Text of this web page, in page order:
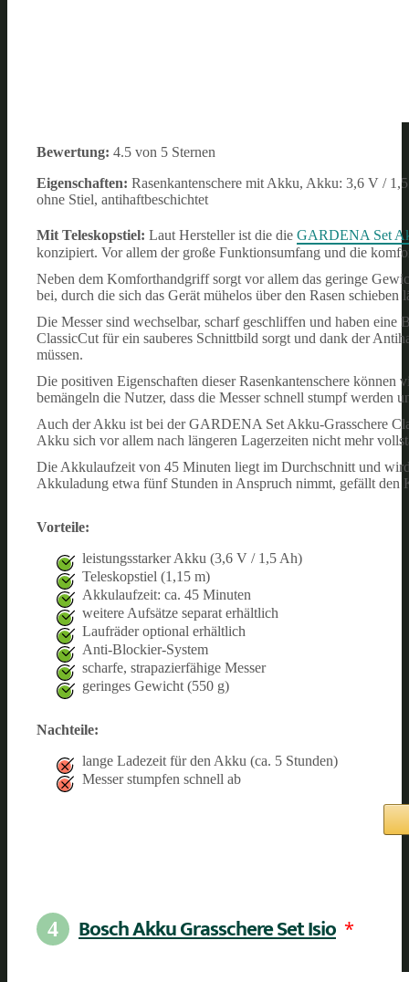
Bewertung: 4.5 von 5 Sternen
Eigenschaften: Rasenkantenschere mit Akku, Akku: 3,6 V /
ohne Stiel, antihaftbeschichtet
Mit Teleskopstiel: Laut Hersteller ist die die GARDENA Set
konzipiert. Vor allem der große Funktionsumfang und die
Neben dem Komforthandgriff sorgt vor allem das geringe
bei, durch die sich das Gerät mühelos über den Rasen schieben
Die Messer sind wechselbar, scharf geschliffen und haben
ClassicCut für ein sauberes Schnittbild sorgt und dank der
müssen.
Die positiven Eigenschaften dieser Rasenkantenschere
bemängeln die Nutzer, dass die Messer schnell stumpf werden
Auch der Akku ist bei der GARDENA Set Akku-Grasschere
Akku sich vor allem nach längeren Lagerzeiten nicht mehr
Die Akkulaufzeit von 45 Minuten liegt im Durchschnitt und
Akkuladung etwa fünf Stunden in Anspruch nimmt, gefällt den
Vorteile:
leistungsstarker Akku (3,6 V / 1,5 Ah)
Teleskopstiel (1,15 m)
Akkulaufzeit: ca. 45 Minuten
weitere Aufsätze separat erhältlich
Laufräder optional erhältlich
Anti-Blockier-System
scharfe, strapazierfähige Messer
geringes Gewicht (550 g)
Nachteile:
lange Ladezeit für den Akku (ca. 5 Stunden)
Messer stumpfen schnell ab
4 Bosch Akku Grasschere Set Isio *